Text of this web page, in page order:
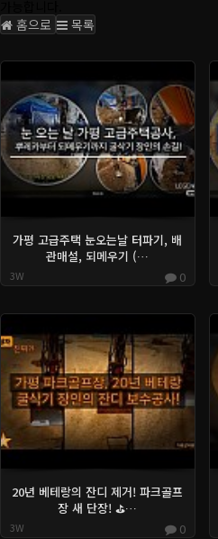
홈으로
목록
가평 고급주택 눈오는날 터파기, 배
관매설, 되메우기 (…
3W 0
20년 베테랑의 잔디 제거! 파크골프
장 새 단장! ⛳️…
3W 0